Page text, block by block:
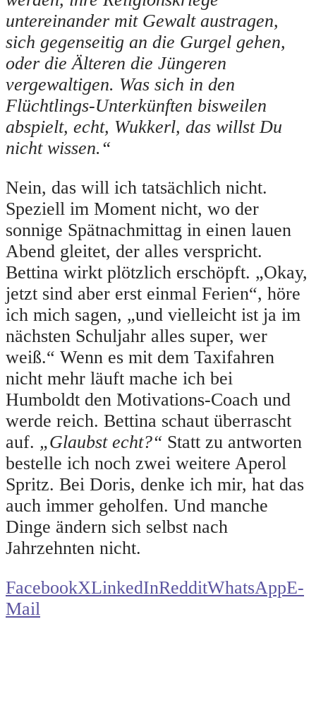
untereinander mit Gewalt austragen,
sich gegenseitig an die Gurgel gehen,
oder die Älteren die Jüngeren
vergewaltigen. Was sich in den
Flüchtlings-Unterkünften bisweilen
abspielt, echt, Wukkerl, das willst Du
nicht wissen.“
Nein, das will ich tatsächlich nicht.
Speziell im Moment nicht, wo der
sonnige Spätnachmittag in einen lauen
Abend gleitet, der alles verspricht.
Bettina wirkt plötzlich erschöpft. „Okay,
jetzt sind aber erst einmal Ferien“, höre
ich mich sagen, „und vielleicht ist ja im
nächsten Schuljahr alles super, wer
weiß.“ Wenn es mit dem Taxifahren
nicht mehr läuft mache ich bei
Humboldt den Motivations-Coach und
werde reich. Bettina schaut überrascht
auf. „Glaubst echt?“ Statt zu antworten
bestelle ich noch zwei weitere Aperol
Spritz. Bei Doris, denke ich mir, hat das
auch immer geholfen. Und manche
Dinge ändern sich selbst nach
Jahrzehnten nicht.
FacebookXLinkedInRedditWhatsAppE-
Mail